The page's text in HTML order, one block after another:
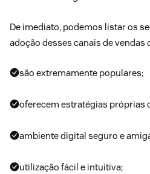
De imediato, podemos listar os
adoção desses canais de vendas
são extremamente populares;
oferecem estratégias próprias
ambiente digital seguro e
utilização fácil e intuitiva;